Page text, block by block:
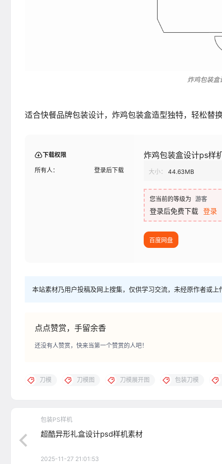
炸鸡包装
适合快餐品牌包装设计，炸鸡包装盒造型独特，轻松替
下载权限
所有人： 登录后下载
炸鸡包装盒设计ps样
大小： 44.63MB
您当前的等级为 游客
登录后免费下载 登录
百度网盘
本站素材乃用户投稿及网上搜集，仅供学习交流，未经原作者或
点点赞赏，手留余香
还没有人赞赏，快来当第一个赞赏的人吧！
刀模 刀模图 刀模展开图 包装刀模
包装PS样机
超酷异形礼盒设计psd样机素材
2025-11-27 21:01:53